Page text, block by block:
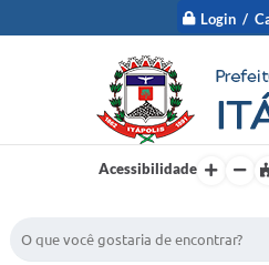
Login /
Acessibilidade